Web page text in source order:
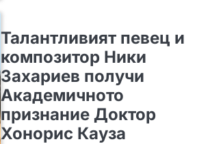
Талантливият певец и
композитор Ники
Захариев получи
Академичното
признание Доктор
Хонорис Кауза